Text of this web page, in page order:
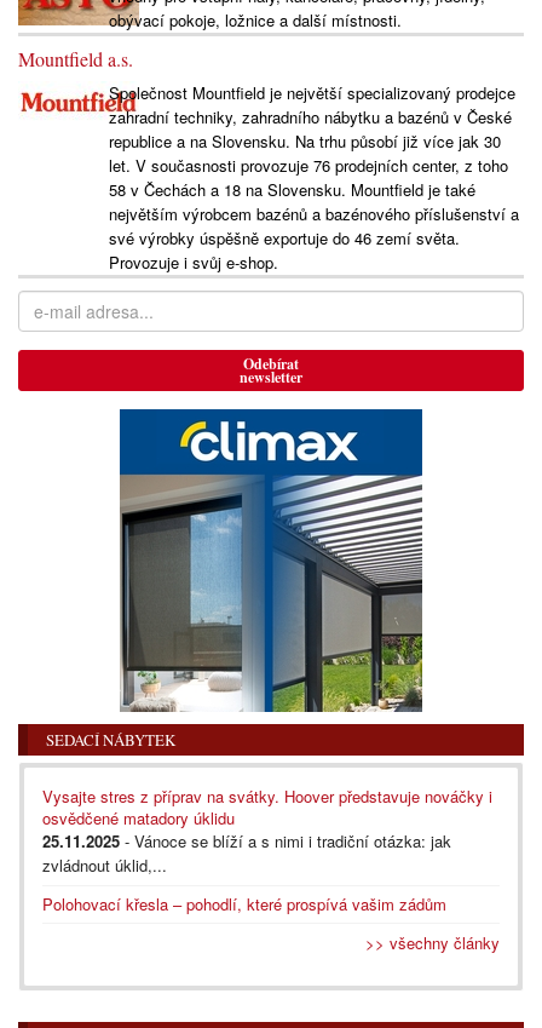
obývací pokoje, ložnice a další místnosti.
Mountfield a.s.
Společnost Mountfield je největší specializovaný prodejce
zahradní techniky, zahradního nábytku a bazénů v České
republice a na Slovensku. Na trhu působí již více jak 30
let. V současnosti provozuje 76 prodejních center, z toho
58 v Čechách a 18 na Slovensku. Mountfield je také
největším výrobcem bazénů a bazénového příslušenství a
své výrobky úspěšně exportuje do 46 zemí světa.
Provozuje i svůj e-shop.
Odebírat
newsletter
SEDACÍ NÁBYTEK
Vysajte stres z příprav na svátky. Hoover představuje nováčky i
osvědčené matadory úklidu
25.11.2025 - Vánoce se blíží a s nimi i tradiční otázka: jak
zvládnout úklid,...
Polohovací křesla – pohodlí, které prospívá vašim zádům
>> všechny články